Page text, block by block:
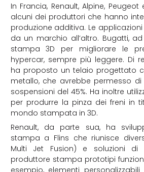
In Francia, Renault, Alpine,
alcuni dei produttori che hanno
produzione additiva. Le
da un marchio all’altro. Bugatti,
stampa 3D per migliorare le
hypercar, sempre più leggere. Di
ha proposto un telaio progettato
metallo, che avrebbe permesso
sospensioni del 45%. Ha inoltre
per produrre la pinza dei freni in
mondo stampata in 3D.
Renault, da parte sua, ha
stampa a Flins che riunisce
Multi Jet Fusion) e soluzioni di
produttore stampa prototipi
esempio, elementi